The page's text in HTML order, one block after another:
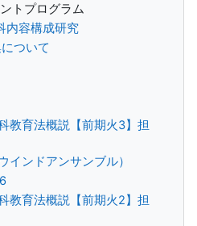
トプログラム
内容構成研究
ついて
教育法概説【前期火3】担
インドアンサンブル）
教育法概説【前期火2】担